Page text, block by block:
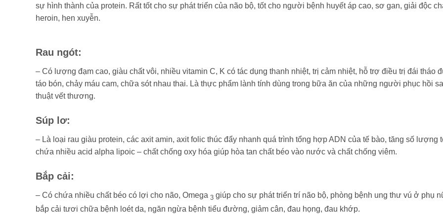
sự hình thành của protein. Rất tốt cho sự phát triển của não bộ, tốt cho người bệnh huyết áp cao, sơ gan, giải độc
heroin, hen xuyễn.
Rau ngót:
– Có lượng đạm cao, giàu chất vôi, nhiều vitamin C, K có tác dụng thanh nhiệt, trị cảm nhiệt, hỗ trợ điều trị đái tháo
táo bón, chảy máu cam, chữa sót nhau thai. Là thực phẩm lành tính dùng trong bữa ăn của những người phục hồi
thuật vết thương.
Súp lơ:
– Là loại rau giàu protein, các axit amin, axit folic thúc đẩy nhanh quá trình tổng hợp ADN của tế bào, tăng số lượng
chứa nhiều acid alpha lipoic – chất chống oxy hóa giúp hòa tan chất béo vào nước và chất chống viêm.
Bắp cải:
– Có chứa nhiều chất béo có lợi cho não, Omega 3 giúp cho sự phát triển trí não bộ, phòng bệnh ung thư vú ở phụ
bắp cải tươi chữa bệnh loét da, ngăn ngừa bệnh tiểu đường, giảm cân, đau họng, đau khớp.